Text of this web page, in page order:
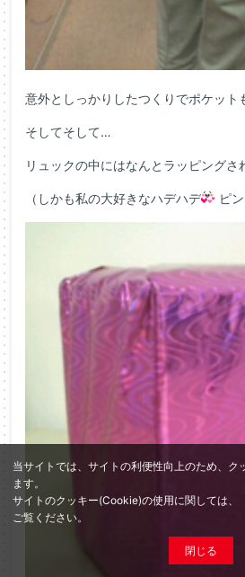
当サイトでは、サイトの利便性向上のため、
ます。
サイトのクッキー(Cookie)の使用に関しては、
ご覧ください。
閉じる
意外としっかりしたつくりでポケット
そしてそして…
リュックの中にはなんとラッピングさ
（しかも私の大好きなハデハデ ピン